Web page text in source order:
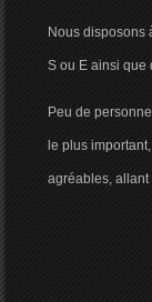
Nous disposons
S ou E ainsi que
Peu de
le plus
agréables, allant